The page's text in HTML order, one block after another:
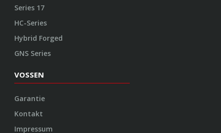
Series 17
HC-Series
Hybrid Forged
GNS Series
VOSSEN
Garantie
Kontakt
Impressum